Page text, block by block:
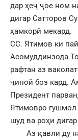
дар ҳеҷ ҷое ном
дигар Сатторов
ҳамкорӣ мекард.
СС. Ятимов ки
Асомуддинзода
рафтан аз
ҷиноӣ боз кард.
Президент
Ятимовро гушмол
шуд ва роҳи
Аз қавли ду